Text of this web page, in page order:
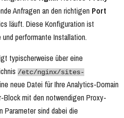
Anfragen an den richtigen Port
läuft. Diese Konfiguration ist
performante Installation.
typischerweise über eine
/etc/nginx/sites-
neue Datei für Ihre Analytics-Domain
Block mit den notwendigen Proxy-
sind dabei die